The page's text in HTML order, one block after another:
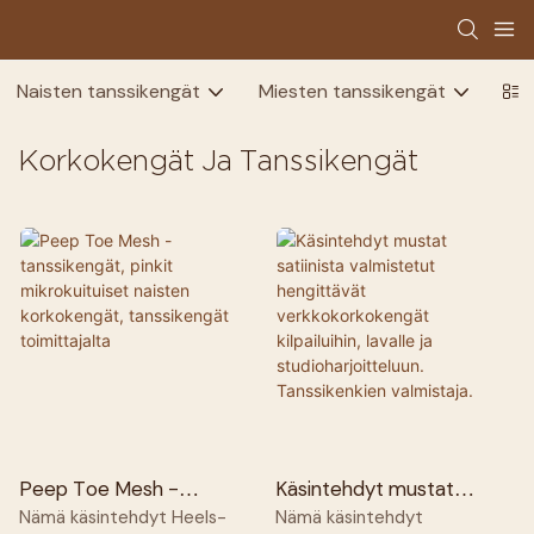
Naisten tanssikengät Miesten tanssikengät
Korkokengät Ja Tanssikengät
Peep Toe Mesh -
tanssikengät, pinkit
Nämä käsintehdyt Heels-
Käsintehdyt mustat
satiinista valmistetut
Nämä käsintehdyt